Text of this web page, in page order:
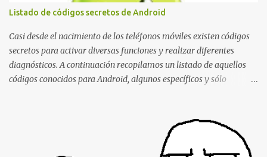
borrando la conversación y el historial de chat con quien
estábamos conversando. Imaginad que ocurre si este mensaje se
envía a un grupo... Fuente: Crash Your Friends' WhatsApp
Remotely with Just a Message
Listado de códigos secretos de Android
Casi desde el nacimiento de los teléfonos móviles existen códigos
secretos para activar diversas funciones y realizar diferentes
diagnósticos. A continuación recopilamos un listado de aquellos
códigos conocidos para Android, algunos específicos y sólo
IMEI del dispositivo *#*#1111#*#* : Información sobre la versión
de software FTA *#*#2222#*#* : Información sobre la v ersión
del hardware FTA *#*#1234#*#* : Información sobre la versión